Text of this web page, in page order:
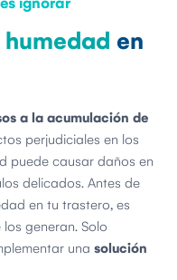
ignorar
humedad en
a la acumulación de
perjudiciales en los
puede causar daños en
delicados. Antes de
en tu trastero, es
generan. Solo
una solución